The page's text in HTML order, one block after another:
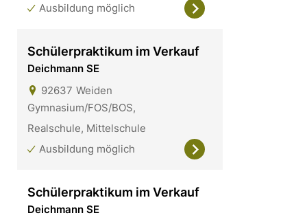
Ausbildung möglich
Schülerpraktikum im Verkauf
Deichmann SE
92637 Weiden
Gymnasium/FOS/BOS,
Realschule, Mittelschule
Ausbildung möglich
Schülerpraktikum im Verkauf
Deichmann SE